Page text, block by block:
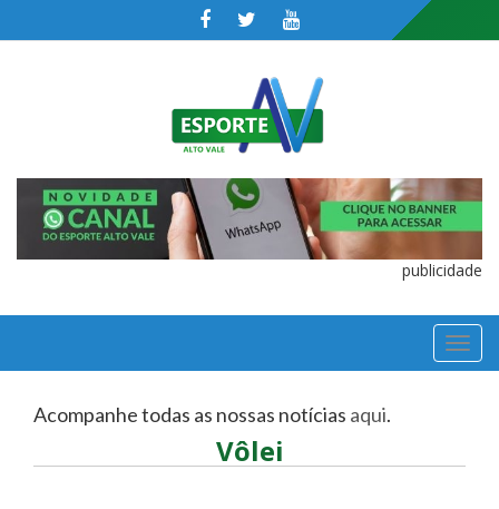
publicidade
Acompanhe todas as nossas notícias aqui.
Vôlei